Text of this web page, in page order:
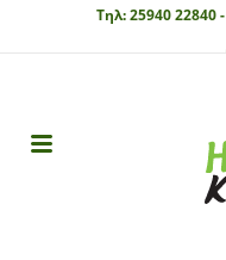
Τηλ:25940 22840 -